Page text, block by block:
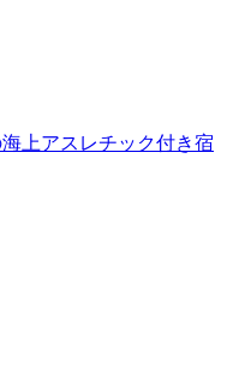
上アスレチック付き宿